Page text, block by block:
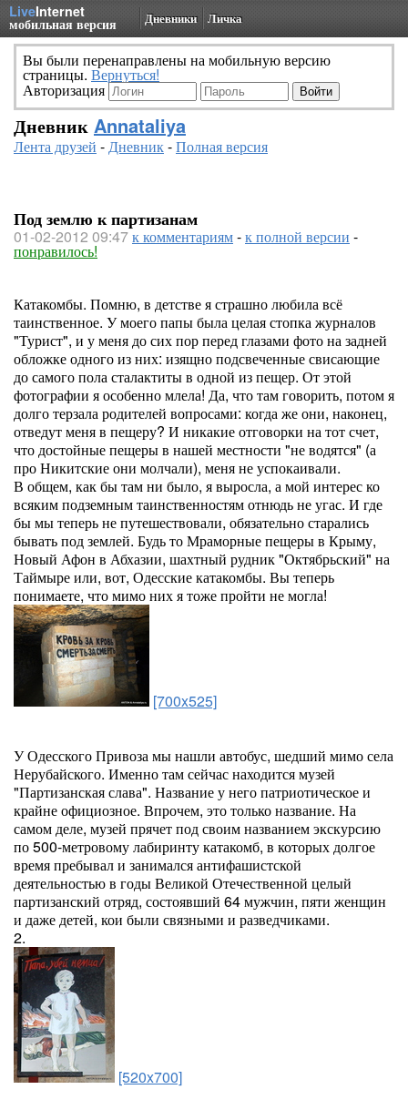
LiveInternet
мобильная версия Дневники Личка
Вы были перенаправлены на мобильную версию
страницы. Вернуться!
Авторизация
Дневник Annataliya
Лента друзей -Дневник-Полная версия
Под землю к партизанам
01-02-2012 09:47к комментариям-к полной версии -
понравилось!
Катакомбы. Помню, в детстве я страшно любила всё
таинственное. У моего папы была целая стопка журналов
"Турист", и у меня до сих пор перед глазами фото на задней
обложке одного из них: изящно подсвеченные свисающие
до самого пола сталактиты в одной из пещер. От этой
фотографии я особенно млела! Да, что там говорить, потом я
долго терзала родителей вопросами: когда же они, наконец,
отведут меня в пещеру? И никакие отговорки на тот счет,
что достойные пещеры в нашей местности "не водятся" (а
про Никитские они молчали), меня не успокаивали.
В общем, как бы там ни было, я выросла, а мой интерес ко
всяким подземным таинственностям отнюдь не угас. И где
бы мы теперь не путешествовали, обязательно старались
бывать под землей. Будь то Мраморные пещеры в Крыму,
Новый Афон в Абхазии, шахтный рудник "Октябрьский" на
Таймыре или, вот, Одесские катакомбы. Вы теперь
понимаете, что мимо них я тоже пройти не могла!
[700x525]
У Одесского Привоза мы нашли автобус, шедший мимо села
Нерубайского. Именно там сейчас находится музей
"Партизанская слава". Название у него патриотическое и
крайне официозное. Впрочем, это только название. На
самом деле, музей прячет под своим названием экскурсию
по 500-метровому лабиринту катакомб, в которых долгое
время пребывал и занимался антифашистской
деятельностью в годы Великой Отечественной целый
партизанский отряд, состоявший 64 мужчин, пяти женщин
и даже детей, кои были связными и разведчиками.
2.
[520x700]